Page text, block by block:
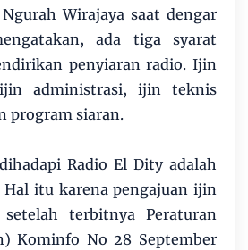
Wirajaya saat dengar
ada tiga syarat
penyiaran radio. Ijin
administrasi, ijin teknis
program siaran.
Radio El Dity adalah
itu karena pengajuan ijin
terbitnya Peraturan
Kominfo No 28 September